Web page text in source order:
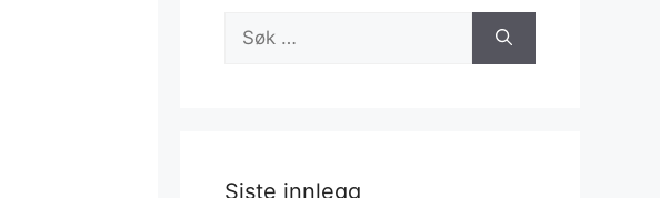
Søk
etter:
Siste innlegg